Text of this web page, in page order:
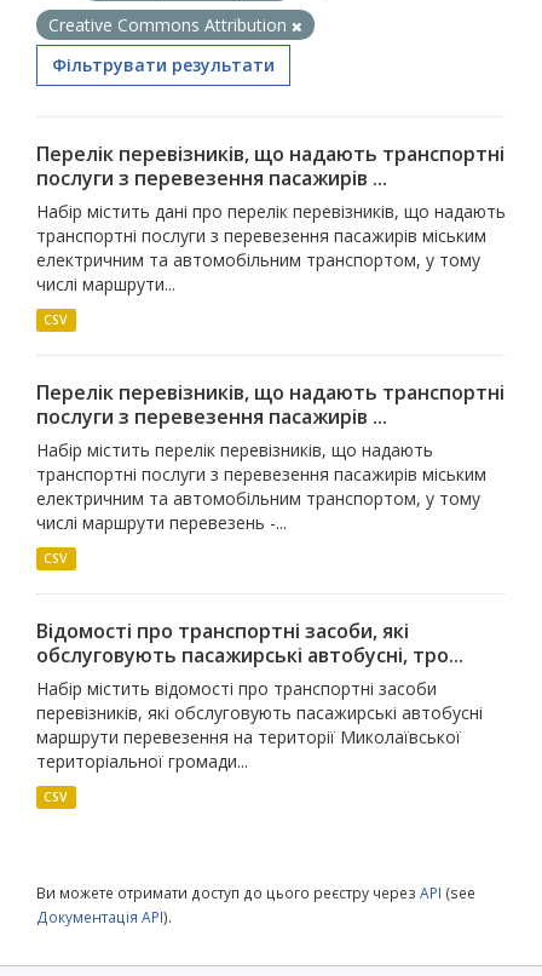
Creative Commons Attribution
Фільтрувати результати
Перелік перевізників, що надають транспортні
послуги з перевезення пасажирів ...
Набір містить дані про перелік перевізників, що надають
транспортні послуги з перевезення пасажирів міським
електричним та автомобільним транспортом, у тому
числі маршрути...
CSV
Перелік перевізників, що надають транспортні
послуги з перевезення пасажирів ...
Набір містить перелік перевізників, що надають
транспортні послуги з перевезення пасажирів міським
електричним та автомобільним транспортом, у тому
числі маршрути перевезень -...
CSV
Відомості про транспортні засоби, які
обслуговують пасажирські автобусні, тро...
Набір містить відомості про транспортні засоби
перевізників, які обслуговують пасажирські автобусні
маршрути перевезення на території Миколаївської
територіальної громади...
CSV
Ви можете отримати доступ до цього реєстру через API (see
Документація API).